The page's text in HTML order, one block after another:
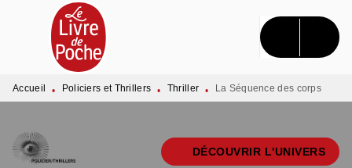
MENU RECHERCHE CONTENU
PIED DE PAGE
Accueil • Policiers et Thrillers • Thriller • La Séquence des corps
DÉCOUVRIR L'UNIVERS